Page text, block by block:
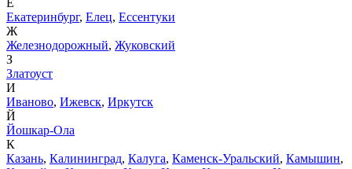
Е
Екатеринбург, Елец, Ессентуки
Ж
Железнодорожный, Жуковский
З
Златоуст
И
Иваново, Ижевск, Иркутск
Й
Йошкар-Ола
К
Казань, Калининград, Калуга, Каменск-Уральский, Камышин,